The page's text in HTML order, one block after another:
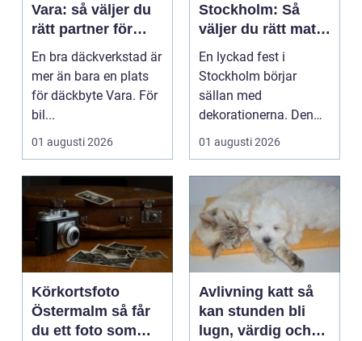
Vara: så väljer du
rätt partner för
säker körning året
runt
En bra däckverkstad är
mer än bara en plats
för däckbyte Vara. För
bil...
01 augusti 2026
Stockholm: Så
väljer du rätt mat
till ditt evenemang
En lyckad fest i
Stockholm börjar
sällan med
dekorationerna. Den
börjar i köket....
01 augusti 2026
Körkortsfoto
Östermalm så får
du ett foto som
Avlivning katt så
kan stunden bli
lugn, värdig och